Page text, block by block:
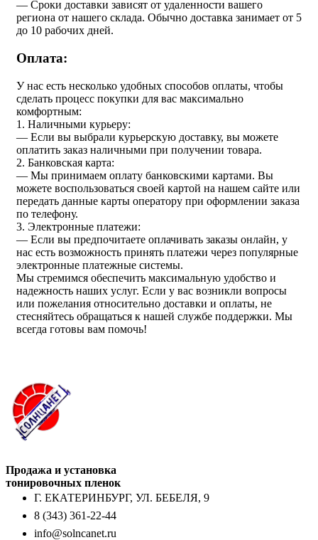
— Сроки доставки зависят от удаленности вашего
региона от нашего склада. Обычно доставка занимает от 5
до 10 рабочих дней.
Оплата:
У нас есть несколько удобных способов оплаты, чтобы
сделать процесс покупки для вас максимально
комфортным:
1. Наличными курьеру:
— Если вы выбрали курьерскую доставку, вы можете
оплатить заказ наличными при получении товара.
2. Банковская карта:
— Мы принимаем оплату банковскими картами. Вы
можете воспользоваться своей картой на нашем сайте или
передать данные карты оператору при оформлении заказа
по телефону.
3. Электронные платежи:
— Если вы предпочитаете оплачивать заказы онлайн, у
нас есть возможность принять платежи через популярные
электронные платежные системы.
Мы стремимся обеспечить максимальную удобство и
надежность наших услуг. Если у вас возникли вопросы
или пожелания относительно доставки и оплаты, не
стесняйтесь обращаться к нашей службе поддержки. Мы
всегда готовы вам помочь!
Продажа и установка
тонировочных пленок
Г. ЕКАТЕРИНБУРГ, УЛ. БЕБЕЛЯ, 9
8 (343) 361-22-44
info@solncanet.ru